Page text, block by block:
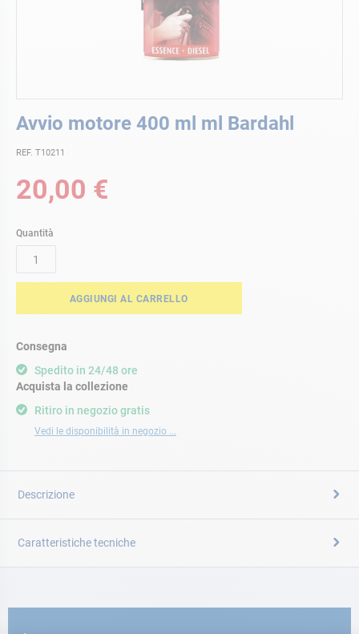
Avvio motore 400 ml ml Bardahl
REF. T10211
20,00 €
Quantità
AGGIUNGI AL CARRELLO
Consegna
Spedito in 24/48 ore
Ritiro in negozio gratis
Vedi le disponibilità in negozio ...
Acquista la collezione
all'inizio
galleria
immagini
Descrizione
Caratteristiche tecniche